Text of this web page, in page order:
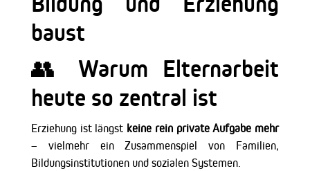
baust
👥 Warum Elternarbeit
heute so zentral ist
Erziehung ist längst keine rein private Aufgabe mehr
– vielmehr ein Zusammenspiel von Familien,
Bildungsinstitutionen und sozialen Systemen.